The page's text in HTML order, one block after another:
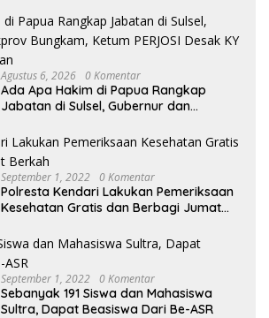
Agustus 6, 2026 0 Komentar
Ada Apa Hakim di Papua Rangkap
Jabatan di Sulsel, Gubernur dan
Desak KY – MA Turun Tangan
September 1, 2022 0 Komentar
Polresta Kendari Lakukan Pemeriksaan
Kesehatan Gratis dan Berbagi Jumat
September 1, 2022 0 Komentar
Sebanyak 191 Siswa dan Mahasiswa
Sultra, Dapat Beasiswa Dari Be-ASR